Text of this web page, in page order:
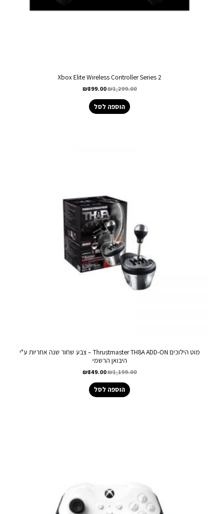
Xbox Elite Wireless Controller Series 2
₪1,299.00
₪899.00
הוספה לסל
מוט הילוכים Thrustmaster TH8A ADD-ON – צבע שחור שנה אחריות ע"י
היבואן הרשמי
₪1,199.00
₪849.00
הוספה לסל